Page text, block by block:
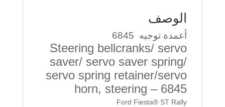
الوصف
أعمدة توجيه 6845
Steering bellcranks/ servo
saver/ servo saver spring/
servo spring retainer/servo
horn, steering – 6845
Ford Fiesta® ST Rally